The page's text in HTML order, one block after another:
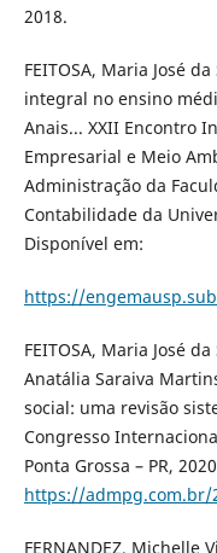
2018.
FEITOSA, Maria José
integral no ensino
Anais... XXII Encontro
Empresarial e Meio
Administração da
Contabilidade da
Disponível em:
https://
FEITOSA, Maria José
Anatália Saraiva
social: uma revisão
Congresso
Ponta Grossa – PR,
https://admpg.com.br/
FERNANDEZ, Michelle